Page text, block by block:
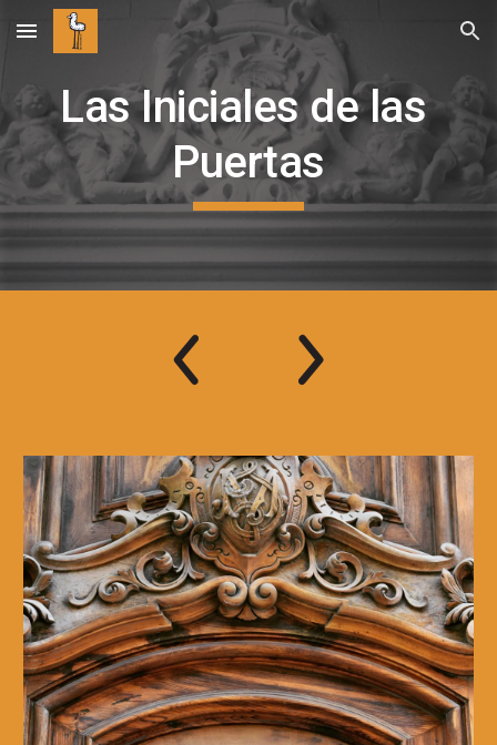
Skip to main content Skip to navigation
Las Iniciales de las
Puertas